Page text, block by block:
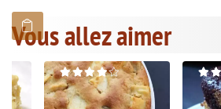
Vous allez aimer